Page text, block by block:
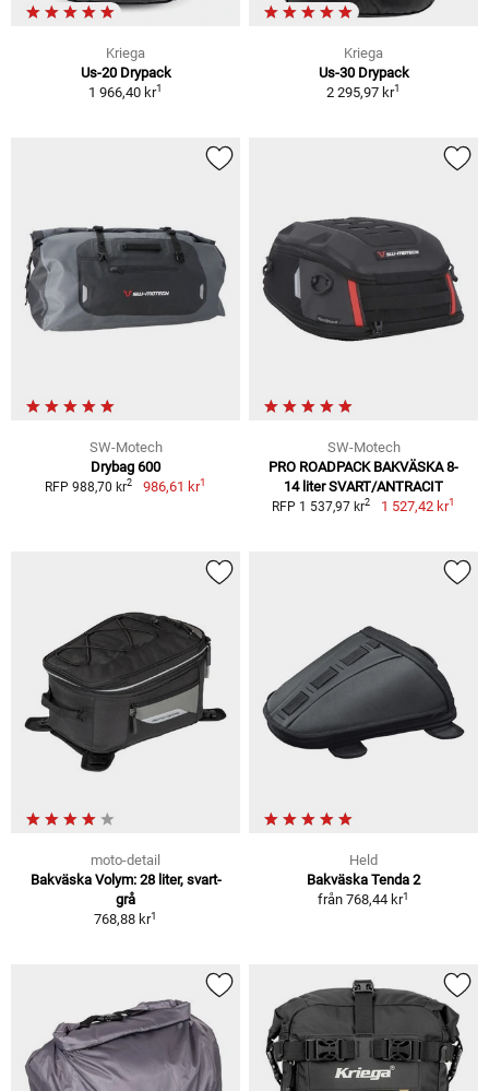
Kriega
Us-20 Drypack
1 966,40 kr1
Kriega
Us-30 Drypack
2 295,97 kr1
SW-Motech
Drybag 600
RFP 988,70 kr2 986,61 kr1
SW-Motech
PRO ROADPACK BAKVÄSKA 8-
14 liter SVART/ANTRACIT
RFP 1 537,97 kr2 1 527,42 kr1
moto-detail
Bakväska Volym: 28 liter, svart-
grå
768,88 kr1
Held
Bakväska Tenda 2
från 768,44 kr1